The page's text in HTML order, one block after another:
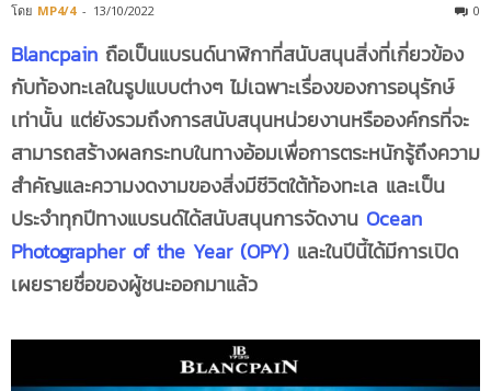
โดย MP4/4 - 13/10/2022 0
Blancpain ถือเป็นแบรนด์นาฬิกาที่สนับสนุนสิ่งที่เกี่ยวข้อง
กับท้องทะเลในรูปแบบต่างๆ ไม่เฉพาะเรื่องของการอนุรักษ์
เท่านั้น แต่ยังรวมถึงการสนับสนุนหน่วยงานหรือองค์กรที่จะ
สามารถสร้างผลกระทบในทางอ้อมเพื่อการตระหนักรู้ถึงความ
สำคัญและความงดงามของสิ่งมีชีวิตใต้ท้องทะเล และเป็น
ประจำทุกปีทางแบรนด์ได้สนับสนุนการจัดงาน Ocean
Photographer of the Year (OPY) และในปีนี้ได้มีการเปิด
เผยรายชื่อของผู้ชนะออกมาแล้ว